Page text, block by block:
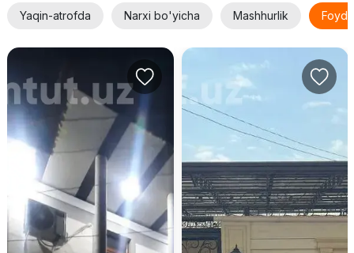
Yaqin-atrofda Narxi bo'yicha Mashhurlik